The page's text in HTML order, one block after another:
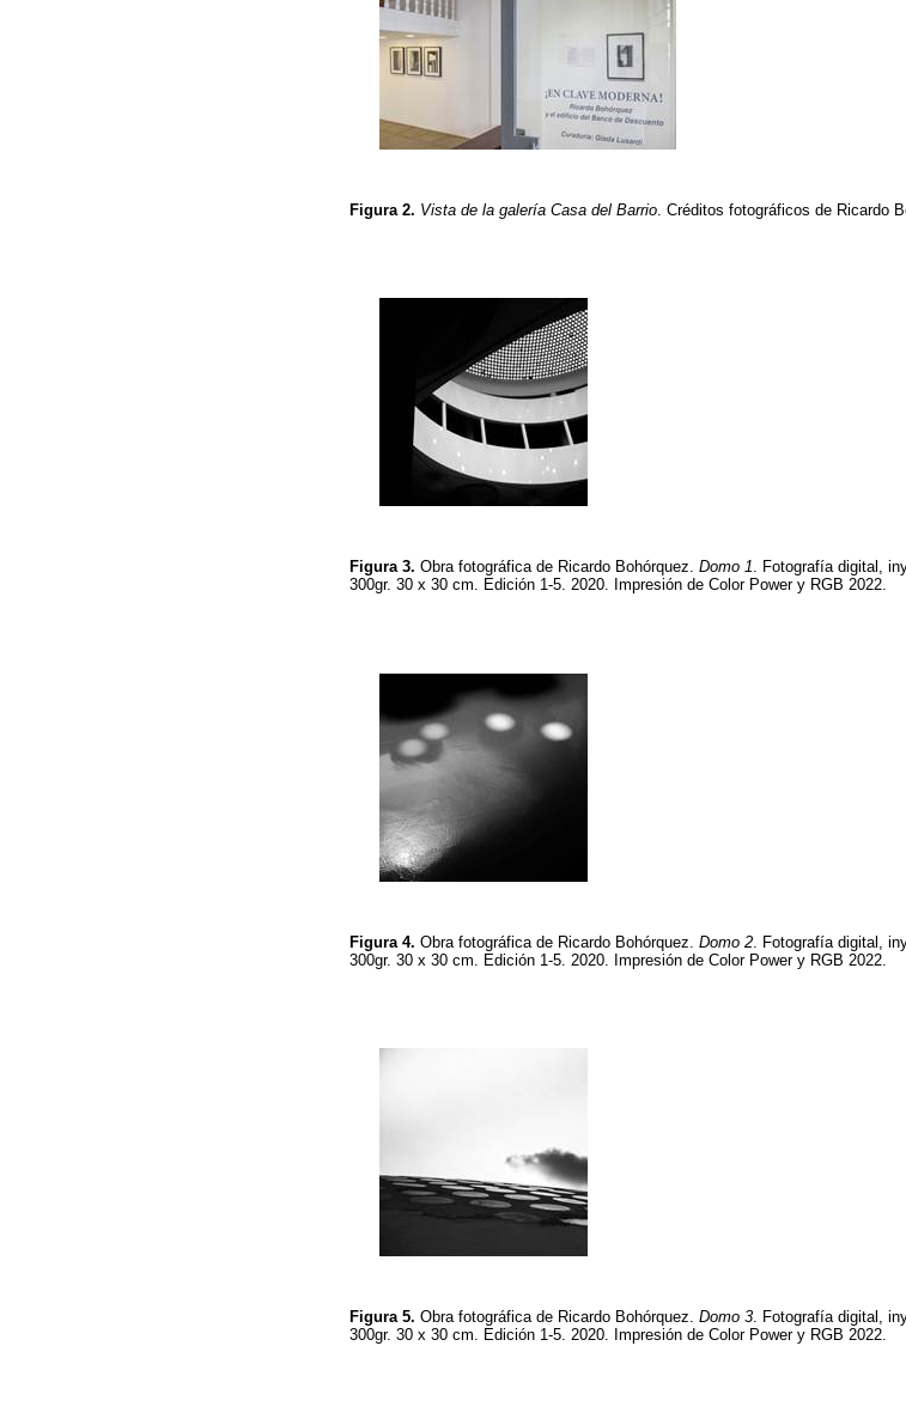
Figura 2. Vista de la galería Casa del Barrio . Créditos fotográficos de Ricardo
Figura 3. Obra fotográfica de Ricardo Bohórquez. Domo 1. Fotografía digital,
300gr. 30 x 30 cm. Edición 1-5. 2020. Impresión de Color Power y RGB 2022.
Figura 4. Obra fotográfica de Ricardo Bohórquez. Domo 2 . Fotografía digital,
300gr. 30 x 30 cm. Edición 1-5. 2020. Impresión de Color Power y RGB 2022.
Figura 5. Obra fotográfica de Ricardo Bohórquez. Domo 3. Fotografía digital,
300gr. 30 x 30 cm. Edición 1-5. 2020. Impresión de Color Power y RGB 2022.